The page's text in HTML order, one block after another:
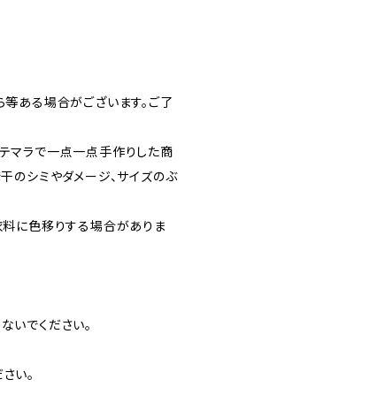
ある場合がございます。ご了
マラで一点一点手作りした商
のシミやダメージ、サイズのぶ
に色移りする場合がありま
いでください。
い。